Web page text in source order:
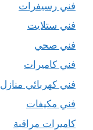
فني رسيفرات
فني ستلايت
فني صحي
فني كاميرات
فني كهربائي منازل
فني مكيفات
كاميرات مراقبة